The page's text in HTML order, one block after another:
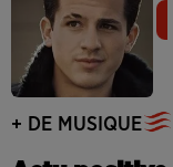
+ DE MUSIQUE